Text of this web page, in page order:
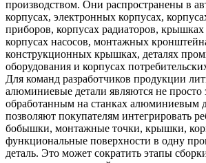
производством. Они распространены в
корпусах, электронных корпусах,
приборов, корпусах радиаторов, крышках
корпусах насосов, монтажных
конструкционных крышках, деталях
оборудования и корпусах
Для команд разработчиков продукции
алюминиевые детали являются не просто
обработанным на станках алюминиевым
позволяют покупателям интегрировать
бобышки, монтажные точки, крышки,
функциональные поверхности в одну
деталь. Это может сократить этапы